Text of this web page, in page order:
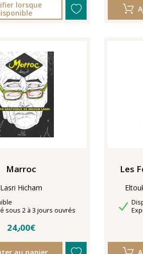
lorsque
Marroc
Lasri Hicham
livraison
sous 2 à 3 jours ouvrés
24٫00€
au panier
Les